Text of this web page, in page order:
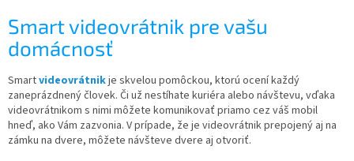
Smart videovrátnik pre vašu
domácnosť
Smartvideovrátnikje skvelou pomôckou, ktorú ocení každý
zaneprázdnený človek. Či už nestíhate kuriéra alebo návštevu, vďaka
videovrátnikom s nimi môžete komunikovať priamo cez váš mobil
hneď, ako Vám zazvonia. V prípade, že je videovrátnik prepojený aj na
zámku na dvere, môžete návšteve dvere aj otvoriť.